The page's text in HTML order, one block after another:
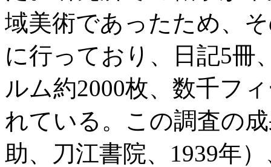
域美術であったため、
に行っており、日記5冊
ルム約2000枚、数千フ
れている。この調査の
助、刀江書院、1939年